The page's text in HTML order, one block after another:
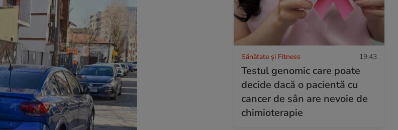
Sănătate și Fitness 19:43
Testul genomic care poate
decide dacă o pacientă cu
cancer de sân are nevoie de
chimioterapie